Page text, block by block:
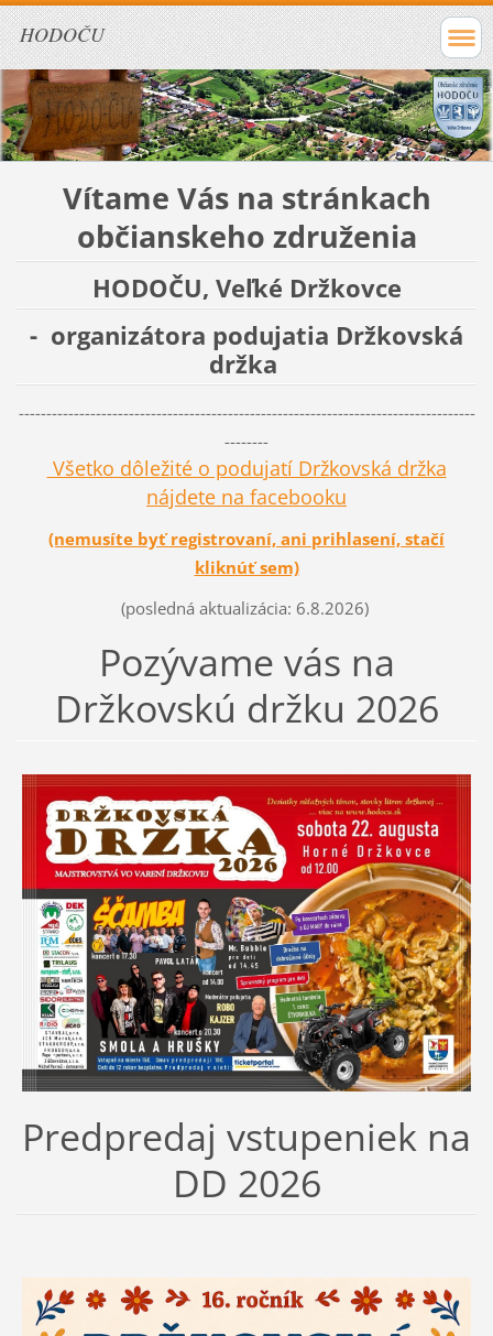
HODOČU
Vítame Vás na stránkach
občianskeho združenia
HODOČU, Veľké Držkovce
- organizátora podujatia Držkovská
držka
-----------------------------------------------------------------------------------
--------
Všetko dôležité o podujatí Držkovská držka
nájdete na facebooku
(nemusíte byť registrovaní, ani prihlasení, stačí
kliknúť sem)
(posledná aktualizácia: 6.8.2026)
Pozývame vás na
Držkovskú držku 2026
Predpredaj vstupeniek na
DD 2026